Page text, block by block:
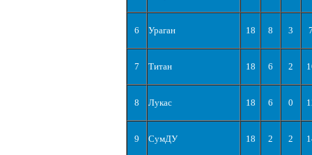
6 Ураган 18 8 3
7 Титан 18 6 2
8 Лукас 18 6 0
9 СумДУ 18 2 2